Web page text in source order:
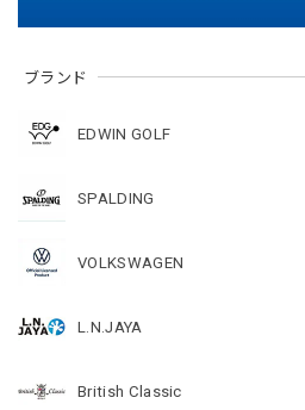
ブランド
EDWIN GOLF
SPALDING
VOLKSWAGEN
L.N.JAYA
British Classic